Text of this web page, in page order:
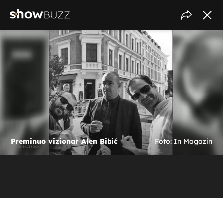
Preminuo vizionar Alen Bibić Foto: In Magazin